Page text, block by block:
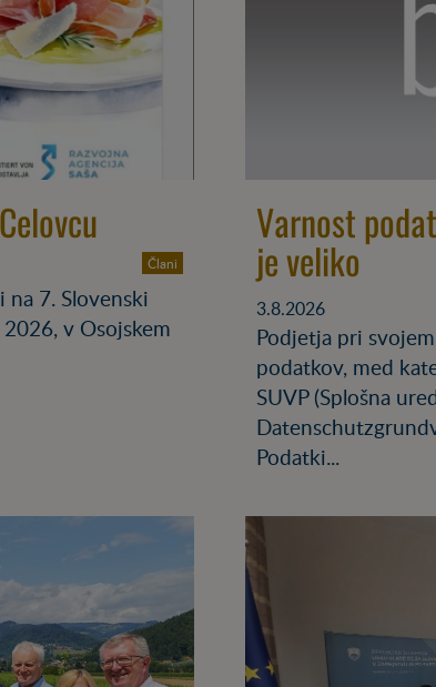
Člani
na 7. Slovenski
v Osojskem
Varnost
je veliko
3.8.2026
Podjetja pri
podatkov, med
SUVP (Splošna
Podatki...